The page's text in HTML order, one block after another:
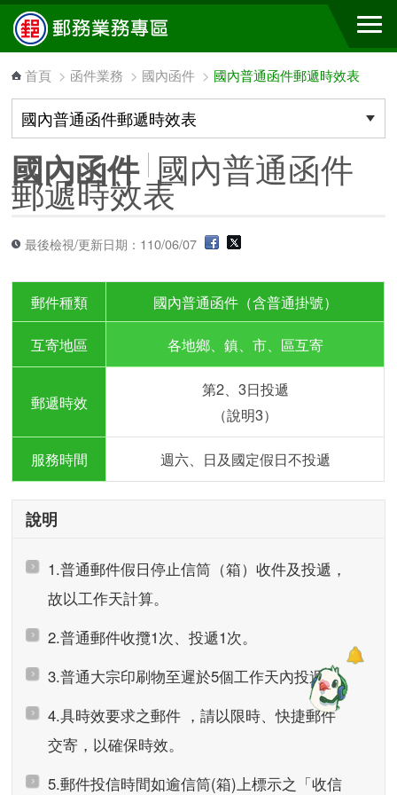
跳到主要內容區塊
首頁 > 函件業務 > 國內函件 > 國內普通函件郵遞時效表
國內函件 國內普通函件
郵遞時效表
最後檢視/更新日期：110/06/07
郵件種類
國內普通函件（含普通掛號）
互寄地區
各地鄉、鎮、市、區互寄
郵遞時效
第2、3日投遞
（說明3）
服務時間 週六、日及國定假日不投遞
說明
1.普通郵件假日停止信筒（箱）收件及投遞，
故以工作天計算。
2.普通郵件收攬1次、投遞1次。
3.普通大宗印刷物至遲於5個工作天內投遞。
4.具時效要求之郵件 ，請以限時、快捷郵件
交寄，以確保時效。
5.郵件投信時間如逾信筒(箱)上標示之「收信